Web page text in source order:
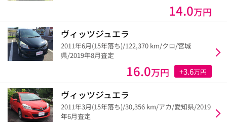
14.0万円
ヴィッツジュエラ
2011年6月(15年落ち)/122,370 km/クロ/宮城
県/2019年8月査定
16.0万円 +3.6万円
ヴィッツジュエラ
2011年3月(15年落ち)/30,356 km/アカ/愛知県/2019
年6月査定